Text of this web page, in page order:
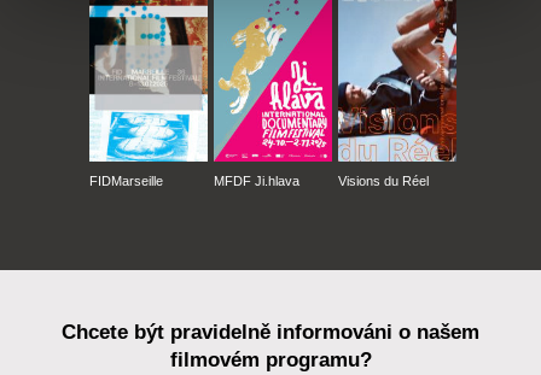
FIDMarseille MFDF Ji.hlava Visions du Réel
Chcete být pravidelně informováni o našem
filmovém programu?